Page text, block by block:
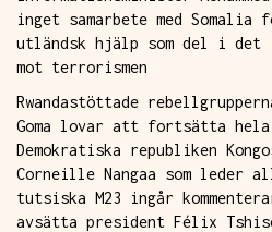
inget samarbete med Somalia
utländsk hjälp som del i
mot terrorismen
Rwandastöttade
Goma lovar att fortsätta
Demokratiska republiken
Corneille Nangaa som leder
tutsiska M23 ingår
avsätta president Félix